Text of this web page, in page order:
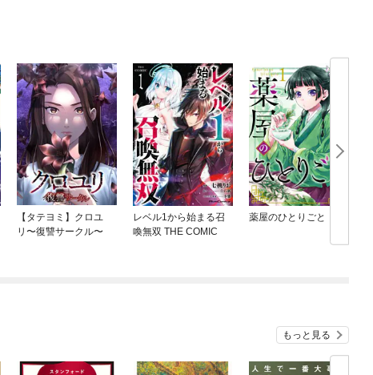
【タテヨミ】クロユ
リ〜復讐サークル〜
レベル1から始まる召
喚無双 THE COMIC
薬屋のひとりごと
もっと見る